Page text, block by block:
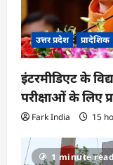
उत्तर प्रदेश प्रादेशिक
इंटरमीडिएट के
परीक्षाओं के लिए
Fark India 15
1 minute read